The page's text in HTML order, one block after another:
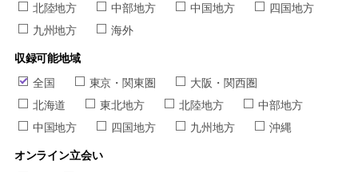
北陸地方
中部地方 中国地方
四国地方
九州地方
海外
収録可能地域
全国
東京・関東圏
大阪・関西圏
北海道
東北地方 北陸地方
中部地方
中国地方
四国地方 九州地方 沖縄
オンライン立会い